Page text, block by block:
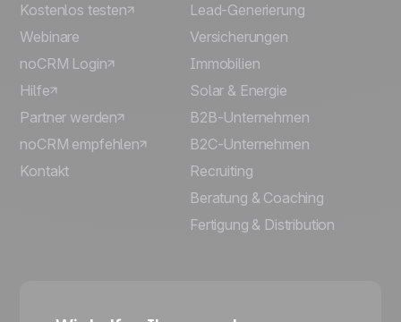
Kostenlos testen
Webinare
noCRM Login
Hilfe
Partner werden
noCRM empfehlen
Kontakt
Lead-Generierung
Versicherungen
Immobilien
Solar & Energie
B2B-Unternehmen
B2C-Unternehmen
Recruiting
Beratung & Coaching
Fertigung & Distribution